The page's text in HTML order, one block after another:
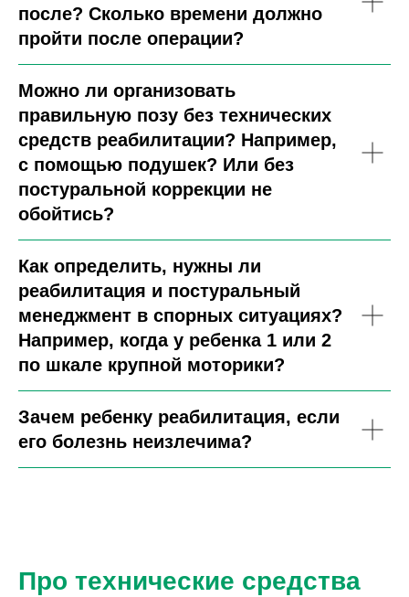
после? Сколько времени должно
пройти после операции?
Можно ли организовать
правильную позу без технических
средств реабилитации? Например,
с помощью подушек? Или без
постуральной коррекции не
обойтись?
Как определить, нужны ли
реабилитация и постуральный
менеджмент в спорных ситуациях?
Например, когда у ребенка 1 или 2
по шкале крупной моторики?
Зачем ребенку реабилитация, если
его болезнь неизлечима?
Про технические средства